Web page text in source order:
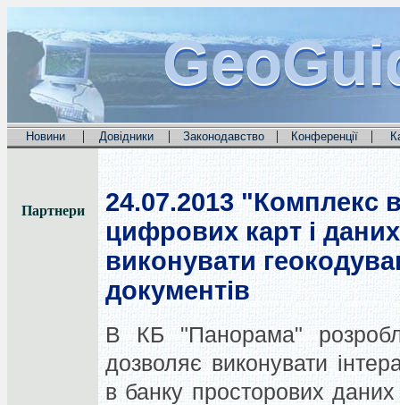
Новини | Довідники | Законодавство | Конференції |
Партнери 24.07.2013 "Комплекс
цифрових карт і
виконувати
документів
В КБ "Панорама"
дозволяє виконувати
в банку просторових